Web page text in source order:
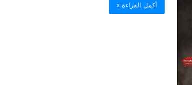
أكمل القراءة »